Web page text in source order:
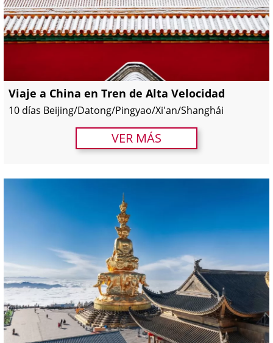
Viaje a China en Tren de Alta Velocidad
10 días Beijing/Datong/Pingyao/Xi'an/Shanghái
VER MÁS